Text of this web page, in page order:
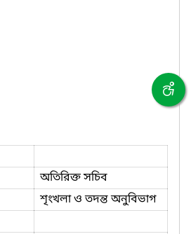
অতিরিক্ত সচিব
শৃংখলা ও তদন্ত অনুবিভাগ